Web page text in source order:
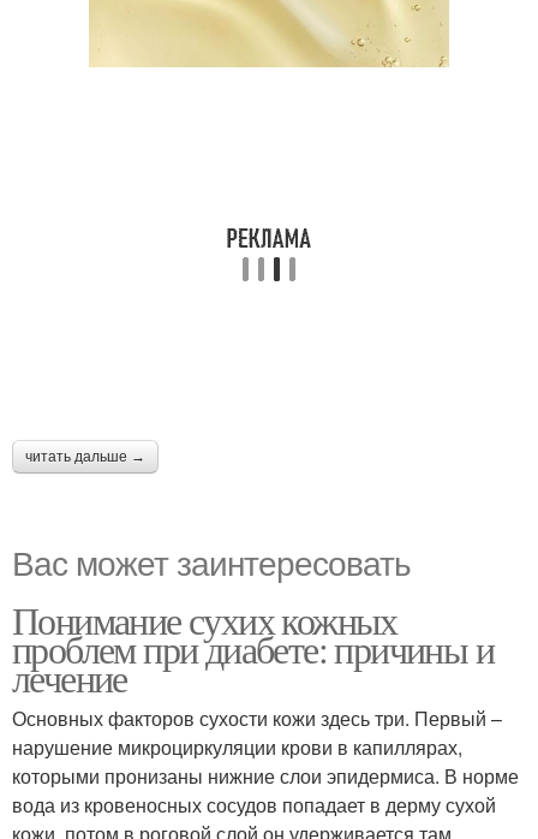
читать дальше →
Вас может заинтересовать
Понимание сухих кожных
проблем при диабете: причины и
лечение
Основных факторов сухости кожи здесь три. Первый –
нарушение микроциркуляции крови в капиллярах,
которыми пронизаны нижние слои эпидермиса. В норме
вода из кровеносных сосудов попадает в дерму сухой